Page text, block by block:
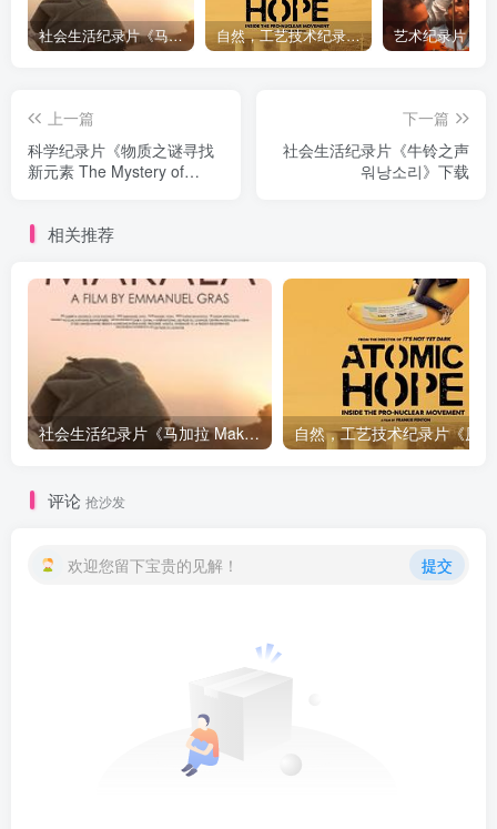
社会生活纪录片《马加拉 Makala》下载 自然，工艺技术纪录片《原子能的希望 Atomic Hope – Inside the Pro-Nuclear Movement》下载
上一篇
科学纪录片《物质之谜寻找
新元素 The Mystery of
下一篇
社会生活纪录片《牛铃之声
워낭소리》下载
相关推荐
社会生活纪录片《马加拉 Makala》下载
评论 抢沙发
欢迎您留下宝贵的见解！ 提交